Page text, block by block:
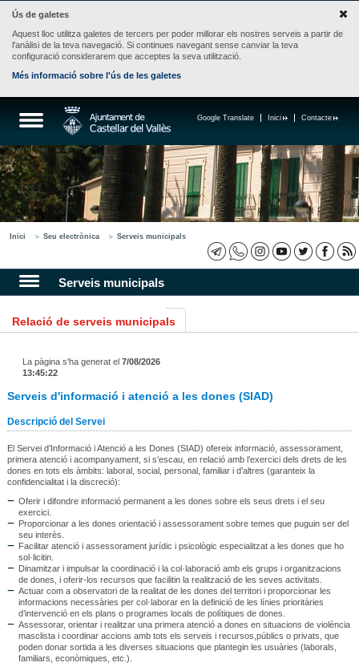
Ús de galetes
Aquest lloc utilitza galetes de tercers per poder millorar els nostres serveis a partir de
l'anàlisi de la teva navegació. Si continues navegant sense canviar la teva
configuració considerarem que acceptes la seva utilització.
Més informació sobre l'ús de les galetes
Contacte
Inici
Google Translate
Inici Seu electrònica Serveis municipals
Serveis municipals
Relació de serveis municipals
La pàgina s'ha generat el 7/08/2026
13:45:22
Serveis d'informació i atenció a les dones (SIAD)
Descripció del Servei
El Servei d’Informació i Atenció a les Dones (SIAD) ofereix informació, assessorament,
primera atenció i acompanyament, si s’escau, en relació amb l’exercici dels drets de les
dones en tots els àmbits: laboral, social, personal, familiar i d’altres (garanteix la
confidencialitat i la discreció):
Oferir i difondre informació permanent a les dones sobre els seus drets i el seu
exercici.
Proporcionar a les dones orientació i assessorament sobre temes que puguin ser del
seu interès.
Facilitar atenció i assessorament jurídic i psicològic especialitzat a les dones que ho
sol·licitin.
Dinamitzar i impulsar la coordinació i la col·laboració amb els grups i organitzacions
de dones, i oferir-los recursos que facilitin la realització de les seves activitats.
Actuar com a observatori de la realitat de les dones del territori i proporcionar les
informacions necessàries per col·laborar en la definició de les línies prioritàries
d’intervenció en els plans o programes locals de polítiques de dones.
Assessorar, orientar i realitzar una primera atenció a dones en situacions de violència
masclista i coordinar accions amb tots els serveis i recursos,públics o privats, que
poden donar sortida a les diverses situacions que plantegin les usuàries (laborals,
familiars, econòmiques, etc.).